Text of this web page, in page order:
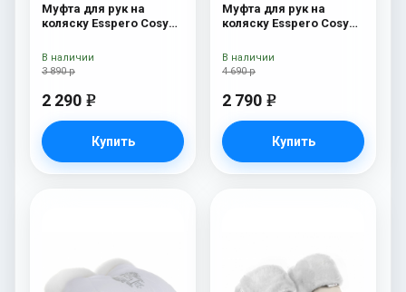
Муфта для рук на
коляску Esspero Cosy
3 890 р
2 290 e
Купить
В наличии
Муфта для рук на
коляску Esspero Cosy
4 690 р
2 790 e
Купить
В наличии